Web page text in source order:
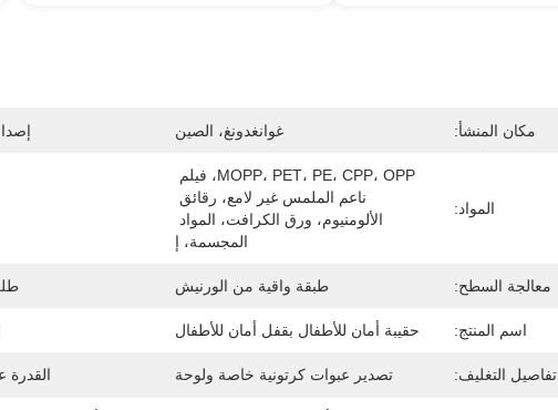
مكان المنشأ: غوانغدونغ، الصين
المواد:
المجسمة، إ
معالجة السطح: طبقة واقية من الورنيش
اسم المنتج: حقيبة أمان للأطفال بقفل أمان للأطفال
تفاصيل التغليف: تصدير عبوات كرتونية خاصة ولوحة